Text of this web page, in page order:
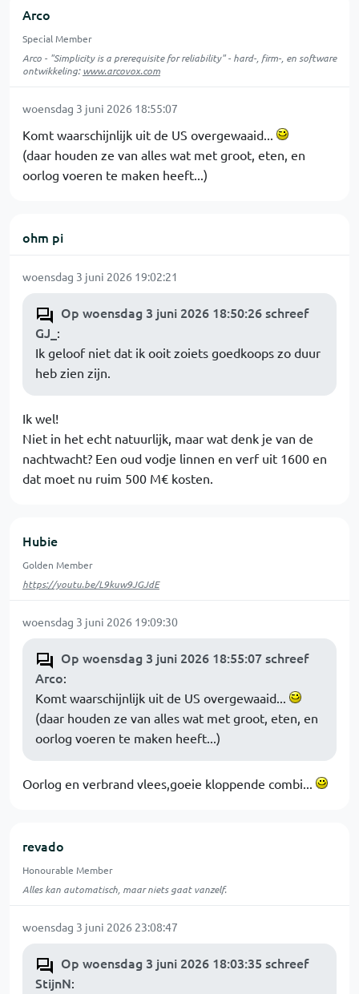
Arco
Special Member
Arco - "Simplicity is a prerequisite for reliability" - hard-, firm-, en software
ontwikkeling:www.arcovox.com
woensdag 3 juni 2026 18:55:07
Komt waarschijnlijk uit de US overgewaaid...
(daar houden ze van alles wat met groot, eten, en
oorlog voeren te maken heeft...)
ohm pi
woensdag 3 juni 2026 19:02:21
Op woensdag 3 juni 2026 18:50:26 schreef
GJ_ :
Ik geloof niet dat ik ooit zoiets goedkoops zo duur
heb zien zijn.
Ik wel!
Niet in het echt natuurlijk, maar wat denk je van de
nachtwacht? Een oud vodje linnen en verf uit 1600 en
dat moet nu ruim 500 M€ kosten.
Hubie
Golden Member
https://youtu.be/L9kuw9JGJdE
woensdag 3 juni 2026 19:09:30
Op woensdag 3 juni 2026 18:55:07 schreef
Arco:
Komt waarschijnlijk uit de US overgewaaid...
(daar houden ze van alles wat met groot, eten, en
oorlog voeren te maken heeft...)
Oorlog en verbrand vlees,goeie kloppende combi...
revado
Honourable Member
Alles kan automatisch, maar niets gaat vanzelf.
woensdag 3 juni 2026 23:08:47
Op woensdag 3 juni 2026 18:03:35 schreef
StijnN: